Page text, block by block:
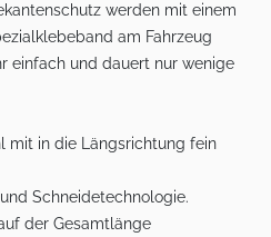
werden mit einem
am Fahrzeug
einfach und dauert nur wenige
mit in die Längsrichtung fein
Schneidetechnologie.
der Gesamtlänge